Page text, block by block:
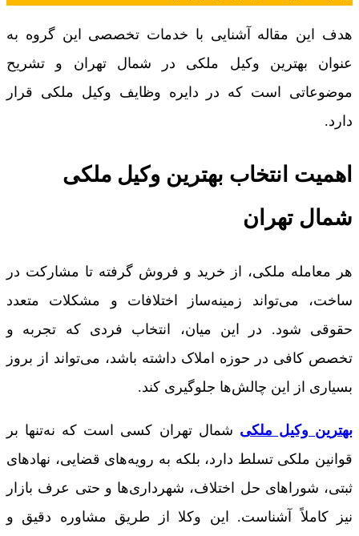
هدف این مقاله آشنایی با خدمات تخصصی این گروه به
عنوان بهترین وکیل ملکی در شمال تهران و تشریح
موضوعاتی است که در دایره وظایف وکیل ملکی قرار
دارد.
اهمیت انتخاب بهترین وکیل ملکی
شمال تهران
هر معامله ملکی، از خرید و فروش گرفته تا مشارکت در
ساخت، می‌تواند زمینه‌ساز اختلافات و مشکلات متعدد
حقوقی شود. در این میان، انتخاب فردی که تجربه و
تخصص کافی در حوزه املاک داشته باشد، می‌تواند از بروز
بسیاری از این چالش‌ها جلوگیری کند.
بهترین وکیل ملکی شمال تهران کسی است که نه‌تنها بر
قوانین ملکی تسلط دارد، بلکه به رویه‌های قضایی، نهادهای
ثبتی، شوراهای حل اختلاف، شهرداری‌ها و حتی عرف بازار
نیز کاملاً آشناست. این وکلا از طریق مشاوره دقیق و